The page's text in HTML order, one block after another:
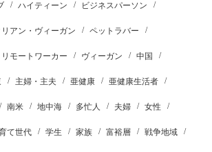
ハイティーン ビジネスパーソン
アン・ヴィーガン ペットラバー
リモートワーカー ヴィーガン 中国
主婦・主夫 亜健康 亜健康生活者
南米 地中海 多忙人 夫婦 女性
て世代 学生 家族 富裕層 戦争地域